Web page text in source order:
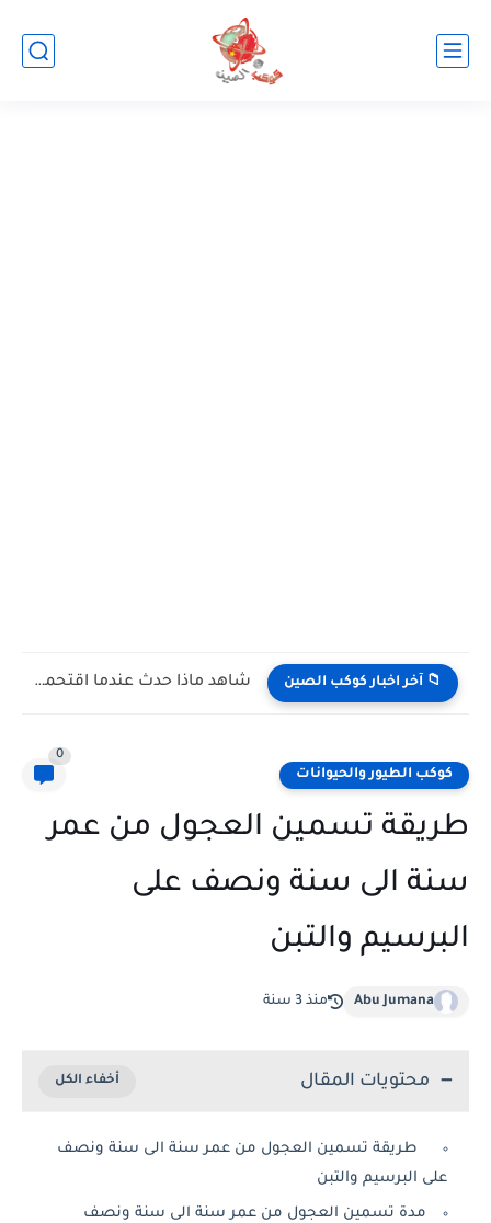
📁 آخر اخبار كوكب الصين شاهد كيف يتغلب النمس على الكوبرا في مواجهة تعتمد على...
كوكب الطيور والحيوانات
0
طريقة تسمين العجول من عمر
سنة الى سنة ونصف على
البرسيم والتبن
Abu Jumana منذ 3 سنة
محتويات المقال
طريقة تسمين العجول من عمر سنة الى سنة ونصف
على البرسيم والتبن
مدة تسمين العجول من عمر سنة الى سنة ونصف